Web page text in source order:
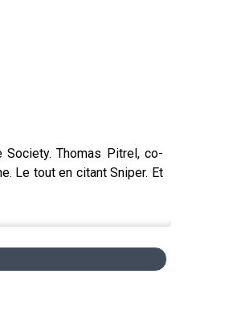
Thomas Pitrel, co-
Le tout en citant Sniper. Et